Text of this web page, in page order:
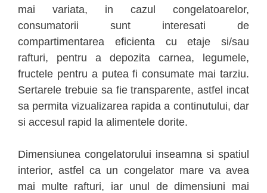
mai variata, in cazul congelatoarelor,
consumatorii sunt interesati de
compartimentarea eficienta cu etaje si/sau
rafturi, pentru a depozita carnea, legumele,
fructele pentru a putea fi consumate mai tarziu.
Sertarele trebuie sa fie transparente, astfel incat
sa permita vizualizarea rapida a continutului, dar
si accesul rapid la alimentele dorite.
Dimensiunea congelatorului inseamna si spatiul
interior, astfel ca un congelator mare va avea
mai multe rafturi, iar unul de dimensiuni mai